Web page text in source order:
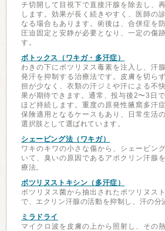
チ切開して目視下で直接汗腺を除去し、
します。効果が長く続きやすく、医師の
なる場合もあります。術後は、合併症を
圧迫固定と安静が必要となり、一定の傷
す。
ボトックス（ワキガ・多汗症）
わきの下にボツリヌス毒素を注入し、汗
発汗を抑制する治療法です。皮膚を切ら
担が少なく、衣類の汗ジミや汗による不
果が期待できます。通常、投与後2〜3日
ほど持続します。重度の原発性腋窩多汗
保険適用となるケースもあり、日常生活
選択肢として選ばれています。
シェービング法（ワキガ）
ワキのキワの小さな傷から、シェービン
いて、臭いの原因であるアポクリン汗腺
療法。
ボツリヌストキシン（多汗症）
ボツリヌス菌から抽出されたボツリヌス
で、エクリン汗腺の活動を抑制し、汗の分
ミラドライ
マイクロ波を皮膚の上から照射し、その